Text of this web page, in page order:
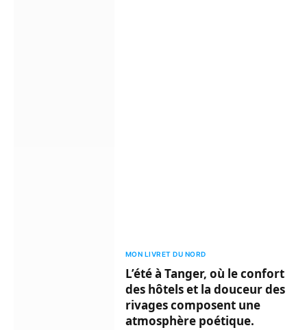
MON LIVRET DU NORD
L’été à Tanger, où le confort
des hôtels et la douceur des
rivages composent une
atmosphère poétique.